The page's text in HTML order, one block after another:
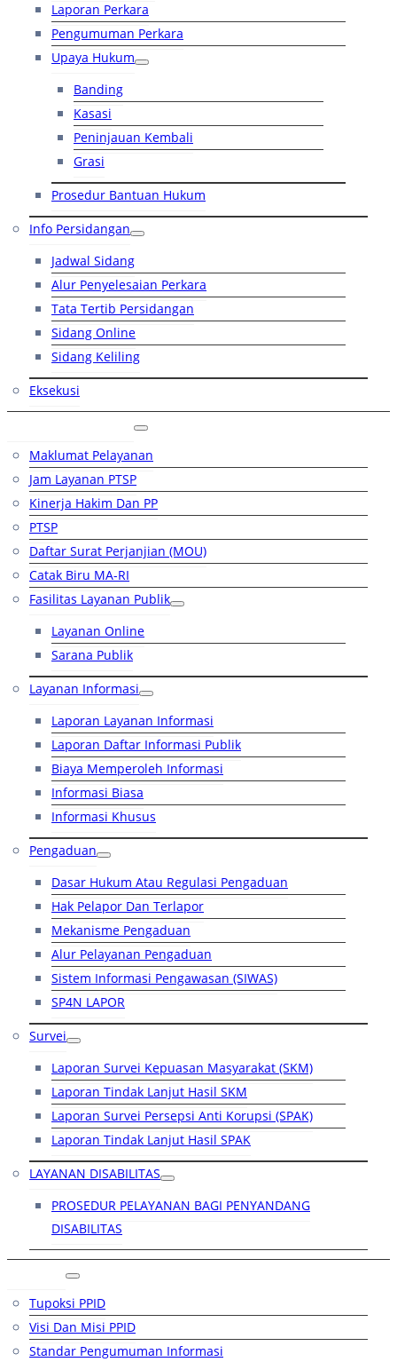
Laporan Perkara
Pengumuman Perkara
Upaya Hukum
Banding
Kasasi
Peninjauan Kembali
Grasi
Prosedur Bantuan Hukum
Info Persidangan
Jadwal Sidang
Alur Penyelesaian Perkara
Tata Tertib Persidangan
Sidang Online
Sidang Keliling
Eksekusi
Maklumat Pelayanan
Jam Layanan PTSP
Kinerja Hakim Dan PP
PTSP
Daftar Surat Perjanjian (MOU)
Catak Biru MA-RI
Fasilitas Layanan Publik
Layanan Online
Sarana Publik
Layanan Informasi
Laporan Layanan Informasi
Laporan Daftar Informasi Publik
Biaya Memperoleh Informasi
Informasi Biasa
Informasi Khusus
Pengaduan
Dasar Hukum Atau Regulasi Pengaduan
Hak Pelapor Dan Terlapor
Mekanisme Pengaduan
Alur Pelayanan Pengaduan
Sistem Informasi Pengawasan (SIWAS)
SP4N LAPOR
Survei
Laporan Survei Kepuasan Masyarakat (SKM)
Laporan Tindak Lanjut Hasil SKM
Laporan Survei Persepsi Anti Korupsi (SPAK)
Laporan Tindak Lanjut Hasil SPAK
LAYANAN DISABILITAS
PROSEDUR PELAYANAN BAGI PENYANDANG
DISABILITAS
Tupoksi PPID
Visi Dan Misi PPID
Standar Pengumuman Informasi